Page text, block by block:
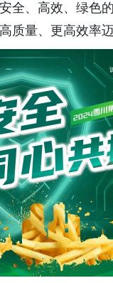
全、高效、绿色
质量、更高效率